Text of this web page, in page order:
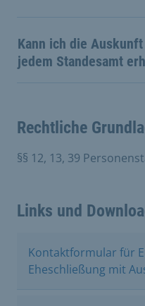
Kann ich die
jedem Standesamt
Rechtliche
§§ 12, 13, 39
Links und
Kontaktformular für
Eheschließung mit